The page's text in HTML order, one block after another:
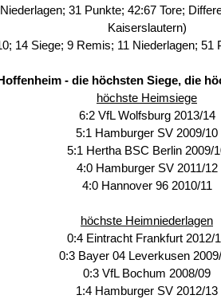
31 Punkte; 42:67 Tore;
Kaiserslautern)
14 Siege; 9 Remis; 11 Niederlagen; 51
- die höchsten Siege, die
höchste Heimsiege
6:2 VfL Wolfsburg 2013/14
5:1 Hamburger SV 2009/10
5:1 Hertha BSC Berlin 2009/
4:0 Hamburger SV 2011/12
4:0 Hannover 96 2010/11
höchste Heimniederlagen
0:4 Eintracht Frankfurt 2012/
0:3 Bayer 04 Leverkusen
0:3 VfL Bochum 2008/09
1:4 Hamburger SV 2012/13